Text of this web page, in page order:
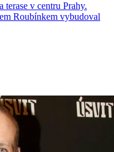
v centru Prahy.
Roubínkem vybudoval